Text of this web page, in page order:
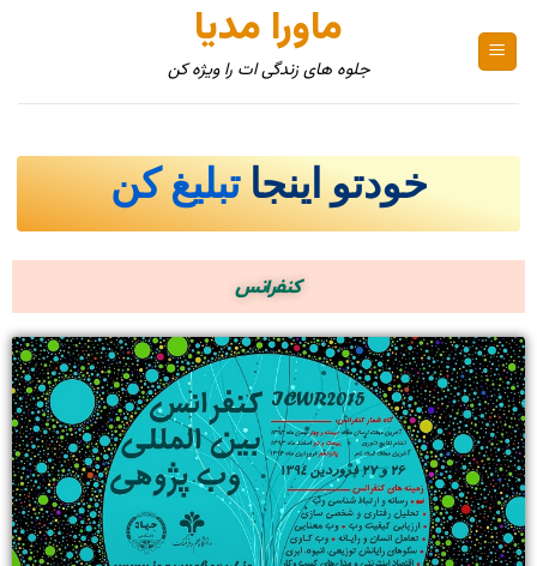
ماورا مدیا
جلوه های زندگی ات را ویژه کن
خودتو اینجا تبلیغ کن
کنفرانس